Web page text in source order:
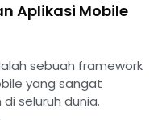
Aplikasi Mobile
sebuah framework
yang sangat
seluruh dunia.